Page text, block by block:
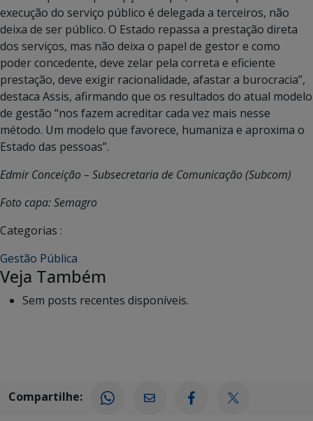
execução do serviço público é delegada a terceiros, não
deixa de ser público. O Estado repassa a prestação direta
dos serviços, mas não deixa o papel de gestor e como
poder concedente, deve zelar pela correta e eficiente
prestação, deve exigir racionalidade, afastar a burocracia”,
destaca Assis, afirmando que os resultados do atual modelo
de gestão “nos fazem acreditar cada vez mais nesse
método. Um modelo que favorece, humaniza e aproxima o
Estado das pessoas”.
Edmir Conceição – Subsecretaria de Comunicação (Subcom)
Foto capa: Semagro
Categorias :
Gestão Pública
Veja Também
Sem posts recentes disponíveis.
Compartilhe: